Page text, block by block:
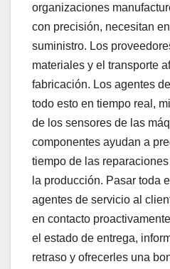
organizaciones
con precisión, necesitan
suministro. Los
materiales y el transporte
fabricación. Los agentes
todo esto en tiempo real,
de los sensores de las
componentes ayudan a
tiempo de las
la producción. Pasar toda
agentes de servicio al
en contacto
el estado de entrega,
retraso y ofrecerles una